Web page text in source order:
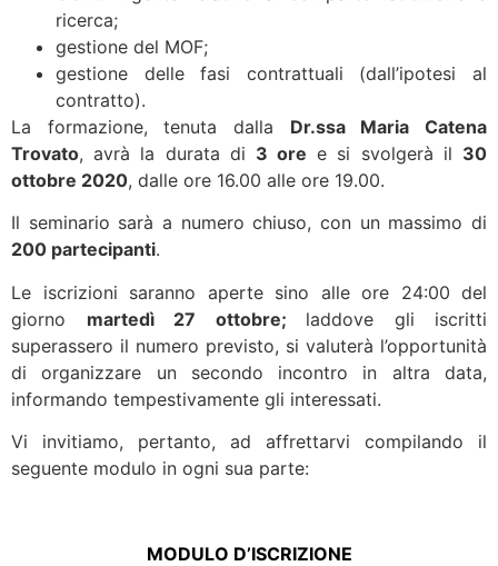
ricerca;
gestione del MOF;
gestione delle fasi contrattuali (dall’ipotesi al
contratto).
La formazione, tenuta dalla Dr.ssa Maria Catena
Trovato, avrà la durata di 3 ore e si svolgerà il 30
ottobre 2020, dalle ore 16.00 alle ore 19.00.
Il seminario sarà a numero chiuso, con un massimo di
200 partecipanti.
Le iscrizioni saranno aperte sino alle ore 24:00 del
giorno martedì 27 ottobre; laddove gli iscritti
superassero il numero previsto, si valuterà l’opportunità
di organizzare un secondo incontro in altra data,
informando tempestivamente gli interessati.
Vi invitiamo, pertanto, ad affrettarvi compilando il
seguente modulo in ogni sua parte:
MODULO D’ISCRIZIONE